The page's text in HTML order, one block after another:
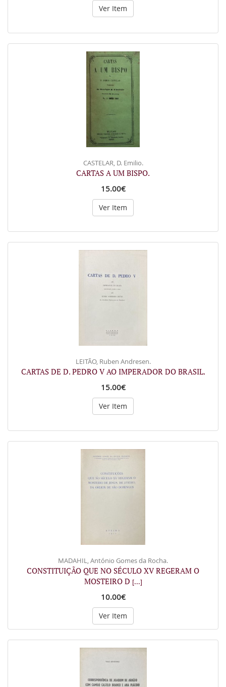
Ver Item
CASTELAR, D. Emilio.
CARTAS A UM BISPO.
15.00€
Ver Item
LEITÃO, Ruben Andresen.
CARTAS DE D. PEDRO V AO IMPERADOR DO BRASIL.
15.00€
Ver Item
MADAHIL, António Gomes da Rocha.
CONSTITUIÇÃO QUE NO SÉCULO XV REGERAM O
MOSTEIRO D [...]
10.00€
Ver Item